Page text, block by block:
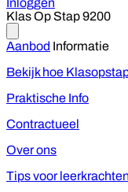
Inloggen
Klas Op Stap 9200
menu
Aanbod Informatie
Bekijk hoe
Praktische Info
Contractueel
Over ons
Tips voor leerkrachten